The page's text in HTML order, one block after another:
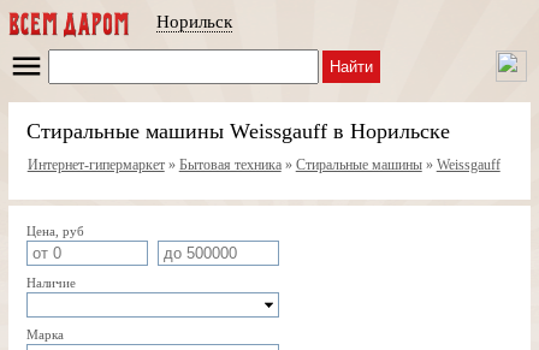
Норильск
Найти
Стиральные машины Weissgauff в Норильске
Интернет-гипермаркет» Бытовая техника» Стиральные машины» Weissgauff
Цена, руб
Наличие
Марка